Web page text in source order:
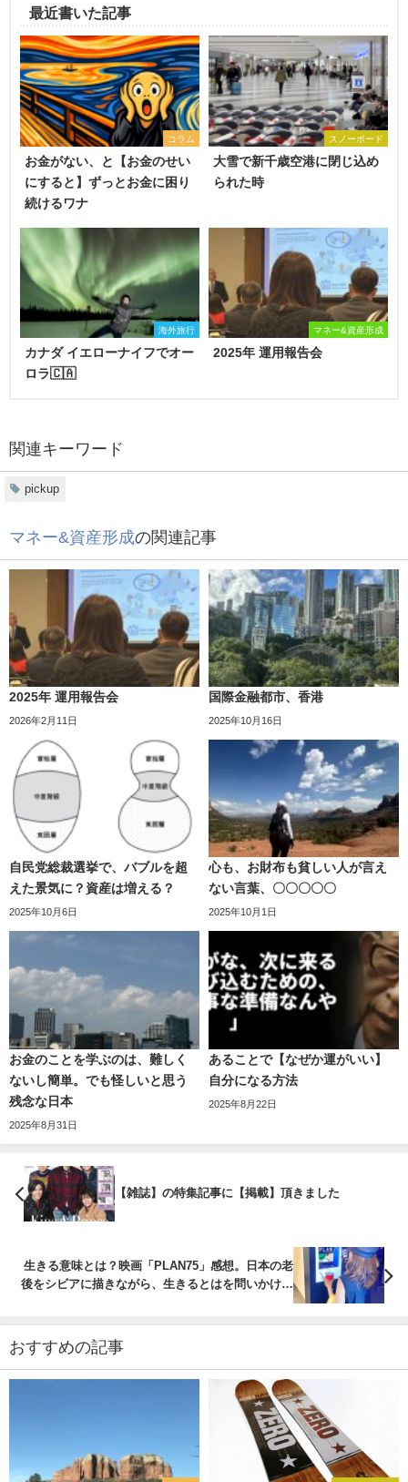
最近書いた記事
コラム
お金がない、と【お金のせい
にすると】ずっとお金に困り
続けるワナ
スノーボード
大雪で新千歳空港に閉じ込め
られた時
海外旅行
カナダ イエローナイフでオー
ロラ🇨🇦
マネー&資産形成
2025年 運用報告会
関連キーワード
pickup
マネー&資産形成の関連記事
2025年 運用報告会
2026年2月11日
国際金融都市、香港
2025年10月16日
自民党総裁選挙で、バブルを超
えた景気に？資産は増える？
2025年10月6日
心も、お財布も貧しい人が言え
ない言葉、〇〇〇〇〇
2025年10月1日
お金のことを学ぶのは、難しく
ないし簡単。でも怪しいと思う
残念な日本
2025年8月31日
あることで【なぜか運がいい】
自分になる方法
2025年8月22日
【雑誌】の特集記事に【掲載】頂きました
生きる意味とは？映画「PLAN75」感想。日本の老
後をシビアに描きながら、生きるとはを問いかけて
おすすめの記事